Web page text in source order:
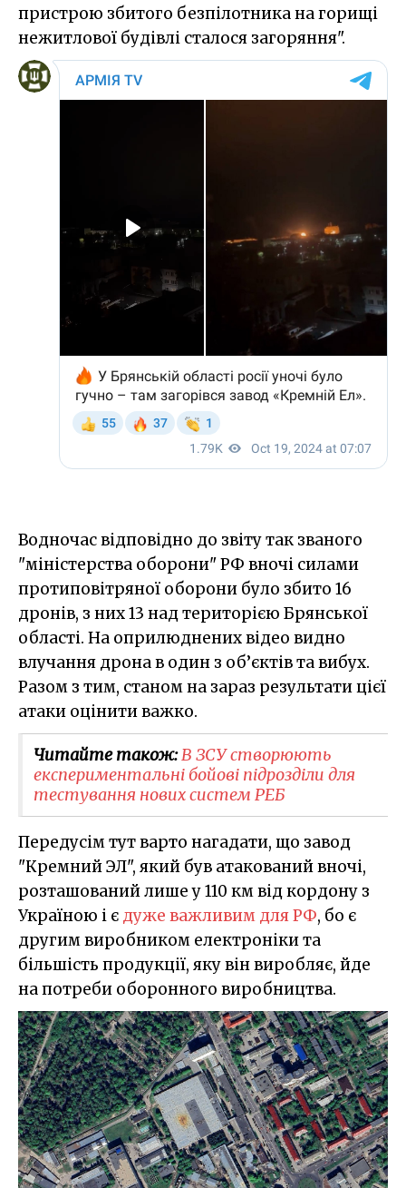
пристрою збитого безпілотника на горищі
нежитлової будівлі сталося загоряння".
Водночас відповідно до звіту так званого
"міністерства оборони" РФ вночі силами
протиповітряної оборони було збито 16
дронів, з них 13 над територією Брянської
області. На оприлюднених відео видно
влучання дрона в один з об’єктів та вибух.
Разом з тим, станом на зараз результати цієї
атаки оцінити важко.
Читайте також:В ЗСУ створюють
експериментальні бойові підрозділи для
тестування нових систем РЕБ
Передусім тут варто нагадати, що завод
"Кремний ЭЛ", який був атакований вночі,
розташований лише у 110 км від кордону з
Україною і є дуже важливим для РФ, бо є
другим виробником електроніки та
більшість продукції, яку він виробляє, йде
на потреби оборонного виробництва.